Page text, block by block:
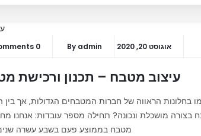
אוגוסט 20, 2020 By admin
0 Comments
עיצוב מטבח – תכנון ורכישת
בחלונות הראווה של חברות המטבחים הגדולות, אך בין
בצורה מושכלת ונכונה? תחילה מספר עובדות: אנחנו
מטבח בממוצע פעם בשבע עשרה